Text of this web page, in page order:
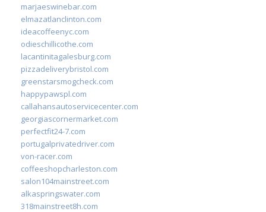
marjaeswinebar.com
elmazatlanclinton.com
ideacoffeenyc.com
odieschillicothe.com
lacantinitagalesburg.com
pizzadeliverybristol.com
greenstarsmogcheck.com
happypawspl.com
callahansautoservicecenter.com
georgiascornermarket.com
perfectfit24-7.com
portugalprivatedriver.com
von-racer.com
coffeeshopcharleston.com
salon104mainstreet.com
alkaspringswater.com
318mainstreet8h.com